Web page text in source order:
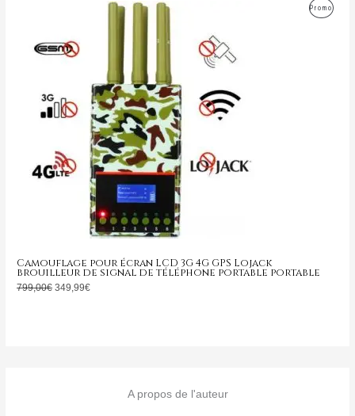
Promo
Camouflage pour écran LCD 3G 4G GPS Lojack
brouilleur de signal de téléphone portable portable
799,00€
799,00€.
349,99€
349,99€.
A propos de l'auteur